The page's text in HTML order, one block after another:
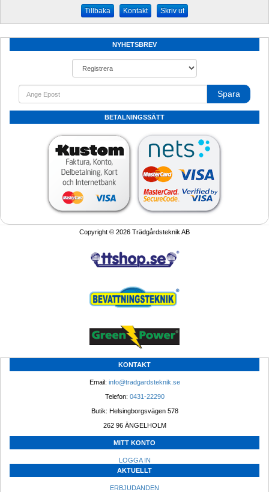
Kontakt Skriv ut
NYHETSBREV
Spara
BETALNINGSSÄTT
Copyright © 2026 Trädgårdsteknik AB
KONTAKT
Email: info@tradgardsteknik.se
Telefon: 0431-22290
Butik: Helsingborgsvägen 578
262 96 ÄNGELHOLM
MITT KONTO
LOGGA IN
AKTUELLT
ERBJUDANDEN